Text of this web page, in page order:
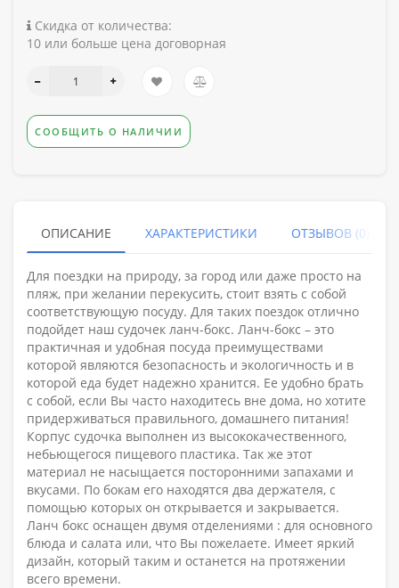
Скидка от количества:
10 или больше цена договорная
СООБЩИТЬ О НАЛИЧИИ
ОПИСАНИЕ ХАРАКТЕРИСТИКИ ОТЗЫВОВ (0)
Для поездки на природу, за город или даже просто на
пляж, при желании перекусить, стоит взять с собой
соответствующую посуду. Для таких поездок отлично
подойдет наш судочек ланч-бокс. Ланч-бокс – это
практичная и удобная посуда преимуществами
которой являются безопасность и экологичность и в
которой еда будет надежно хранится. Ее удобно брать
с собой, если Вы часто находитесь вне дома, но хотите
придерживаться правильного, домашнего питания!
Корпус судочка выполнен из высококачественного,
небьющегося пищевого пластика. Так же этот
материал не насыщается посторонними запахами и
вкусами. По бокам его находятся два держателя, с
помощью которых он открывается и закрывается.
Ланч бокс оснащен двумя отделениями : для основного
блюда и салата или, что Вы пожелаете. Имеет яркий
дизайн, который таким и останется на протяжении
всего времени.